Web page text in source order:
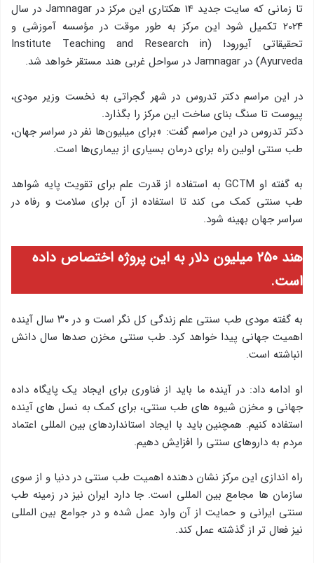
تا زمانی که سایت جدید 14 هکتاری این مرکز در Jamnagar در سال
2024 تکمیل شود این مرکز به طور موقت در مؤسسه آموزشی و
تحقیقاتی آیورودا (Institute Teaching and Research in
Ayurveda) در Jamnagar در سواحل غربی هند مستقر خواهد شد.
در این مراسم دکتر تدروس در شهر گجراتی به نخست وزیر مودی،
پیوست تا سنگ بنای ساخت این مرکز را بگذارد.
دکتر تدروس در این مراسم گفت: «برای میلیون‌ها نفر در سراسر جهان،
طب سنتی اولین راه برای درمان بسیاری از بیماری‌ها است.
به گفته او GCTM به استفاده از قدرت علم برای تقویت پایه شواهد
طب سنتی کمک می کند تا استفاده از آن برای سلامت و رفاه در
سراسر جهان بهینه شود.
هند ۲۵۰ میلیون دلار به این پروژه اختصاص داده
است.
به گفته مودی طب سنتی علم زندگی کل نگر است و در ۳۰ سال آینده
اهمیت جهانی پیدا خواهد کرد. طب سنتی مخزن صدها سال دانش
انباشته است.
او ادامه داد: در آینده ما باید از فناوری برای ایجاد یک پایگاه داده
جهانی و مخزن شیوه های طب سنتی، برای کمک به نسل های آینده
استفاده کنیم. همچنین باید با ایجاد استانداردهای بین المللی اعتماد
مردم به داروهای سنتی را افزایش دهیم.
راه اندازی این مرکز نشان دهنده اهمیت طب سنتی در دنیا و از سوی
سازمان ها مجامع بین المللی است. جا دارد ایران نیز در زمینه طب
سنتی ایرانی و حمایت از آن وارد عمل شده و در جوامع بین المللی
نیز فعال تر از گذشته عمل کند.